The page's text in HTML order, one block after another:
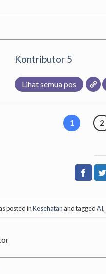
Kontributor 5
Lihat semua pos
1 2
posted inKesehatan and taggedAI,